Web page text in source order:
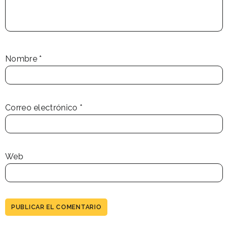
Nombre*
Correo electrónico *
Web